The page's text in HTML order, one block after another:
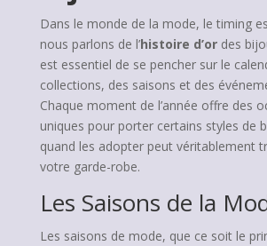
Dans le monde de la mode, le timing
nous parlons de l’histoire d’ordes
est essentiel de se pencher sur le
collections, des saisons et des
Chaque moment de l’année offre des
uniques pour porter certains styles de
quand les adopter peut véritablement
votre garde-robe.
Les Saisons de la
Les saisons de mode, que ce soit le